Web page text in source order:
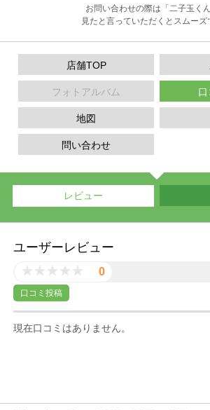
お問い合わせの際は「二子玉く
見たと言っていただくとスムーズ
店舗TOP
フォトアルバム
地図
問い合わせ
レビュー
ユーザーレビュー
0
口コミ投稿
現在口コミはありません。